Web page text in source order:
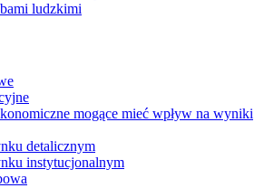
ludzkimi
mogące mieć wpływ na wyniki
detalicznym
instytucjonalnym